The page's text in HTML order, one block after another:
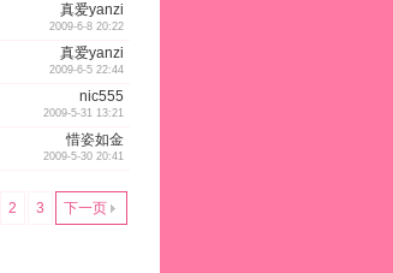
真爱yanzi
2009-6-8 20:22
真爱yanzi
2009-6-5 22:44
nic555
2009-5-31 13:21
惜姿如金
2009-5-30 20:41
2 3 下一页